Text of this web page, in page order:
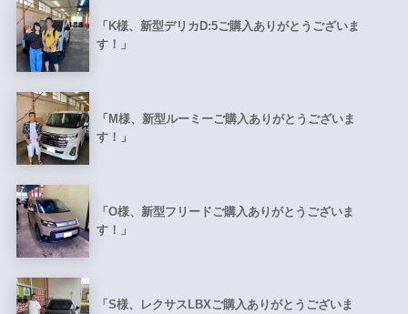
「K様、新型デリカD:5ご購入ありがとうございま
す！」
「M様、新型ルーミーご購入ありがとうございま
す！」
「O様、新型フリードご購入ありがとうございま
す！」
「S様、レクサスLBXご購入ありがとうございま